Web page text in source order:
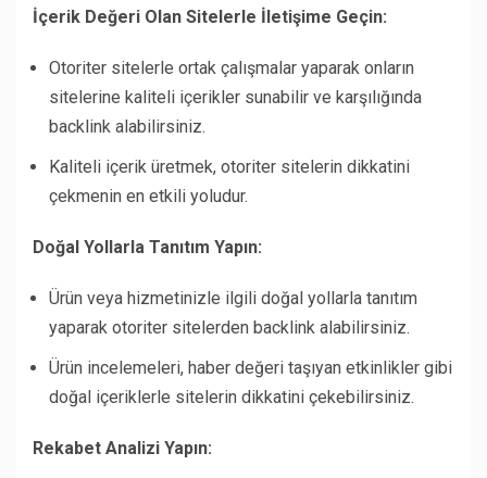
İçerik Değeri Olan Sitelerle İletişime Geçin:
Otoriter sitelerle ortak çalışmalar yaparak onların
sitelerine kaliteli içerikler sunabilir ve karşılığında
backlink alabilirsiniz.
Kaliteli içerik üretmek, otoriter sitelerin dikkatini
çekmenin en etkili yoludur.
Doğal Yollarla Tanıtım Yapın:
Ürün veya hizmetinizle ilgili doğal yollarla tanıtım
yaparak otoriter sitelerden backlink alabilirsiniz.
Ürün incelemeleri, haber değeri taşıyan etkinlikler gibi
doğal içeriklerle sitelerin dikkatini çekebilirsiniz.
Rekabet Analizi Yapın: